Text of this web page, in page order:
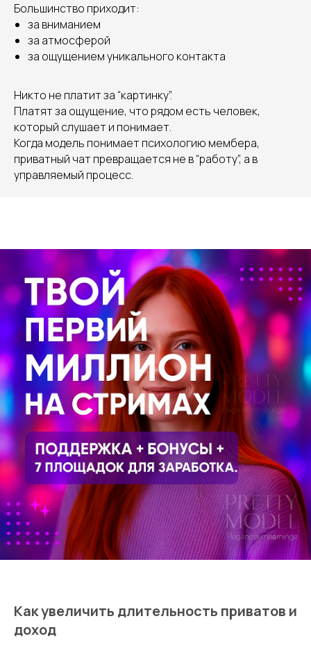
Большинство приходит:
за вниманием
за атмосферой
за ощущением уникального контакта
Никто не платит за “картинку”.
Платят за ощущение, что рядом есть человек,
который слушает и понимает.
Когда модель понимает психологию мембера,
приватный чат превращается не в “работу”, а в
управляемый процесс.
Как увеличить длительность приватов и
доход